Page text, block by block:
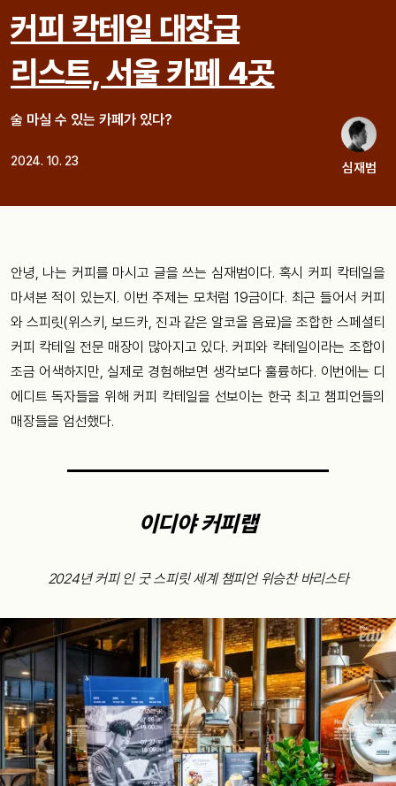
커피 칵테일 대장급
리스트, 서울 카페 4곳
술 마실 수 있는 카페가 있다?
2024. 10. 23 심재범
안녕, 나는 커피를 마시고 글을 쓰는 심재범이다. 혹시 커피 칵테일을
마셔본 적이 있는지. 이번 주제는 모처럼 19금이다. 최근 들어서 커피
와 스피릿(위스키, 보드카, 진과 같은 알코올 음료)을 조합한 스페셜티
커피 칵테일 전문 매장이 많아지고 있다. 커피와 칵테일이라는 조합이
조금 어색하지만, 실제로 경험해보면 생각보다 훌륭하다. 이번에는 디
에디트 독자들을 위해 커피 칵테일을 선보이는 한국 최고 챔피언들의
매장들을 엄선했다.
이디야 커피랩
2024년 커피 인 굿 스피릿 세계 챔피언 위승찬 바리스타